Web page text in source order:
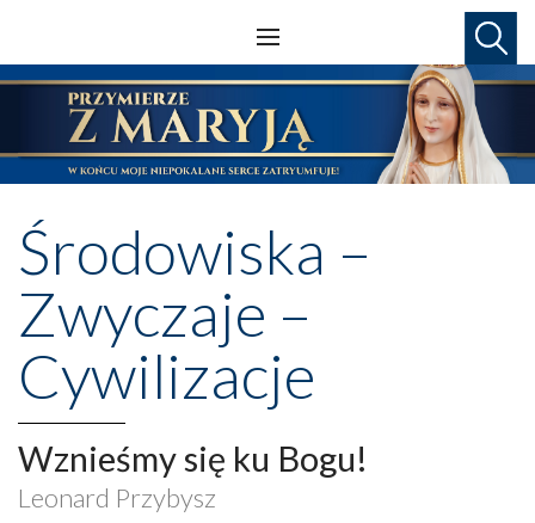
Środowiska –
Zwyczaje –
Cywilizacje
Wznieśmy się ku Bogu!
Leonard Przybysz